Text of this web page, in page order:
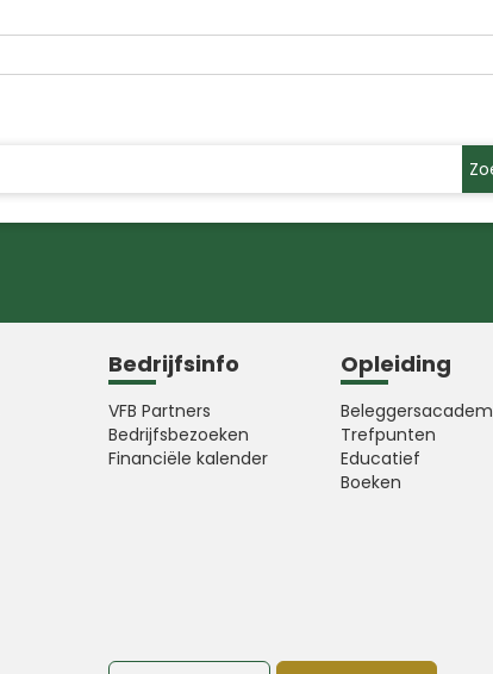
Bedrijfsinfo
VFB Partners
Bedrijfsbezoeken
Financiële kalender
Opleiding
Trefpunten
Educatief
Boeken